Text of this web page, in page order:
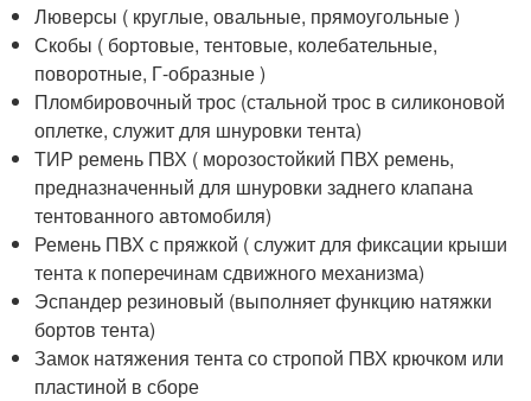
Люверсы ( круглые, овальные, прямоугольные )
Скобы ( бортовые, тентовые, колебательные,
поворотные, Г-образные )
Пломбировочный трос (стальной трос в силиконовой
оплетке, служит для шнуровки тента)
ТИР ремень ПВХ ( морозостойкий ПВХ ремень,
предназначенный для шнуровки заднего клапана
тентованного автомобиля)
Ремень ПВХ с пряжкой ( служит для фиксации крыши
тента к поперечинам сдвижного механизма)
Эспандер резиновый (выполняет функцию натяжки
бортов тента)
Замок натяжения тента со стропой ПВХ крючком или
пластиной в сборе